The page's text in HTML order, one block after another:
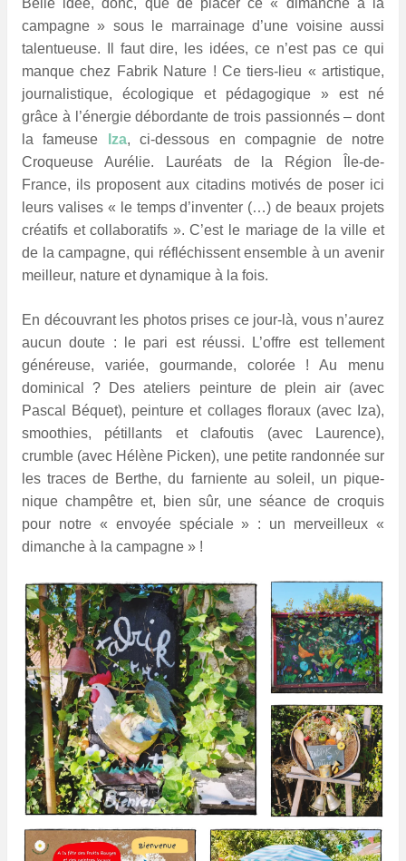
Belle idée, donc, que de placer ce « dimanche à la
campagne » sous le marrainage d’une voisine aussi
talentueuse. Il faut dire, les idées, ce n’est pas ce qui
manque chez Fabrik Nature ! Ce tiers-lieu « artistique,
journalistique, écologique et pédagogique » est né
grâce à l’énergie débordante de trois passionnés – dont
la fameuse
Iza, ci-dessous en compagnie de notre
Croqueuse Aurélie.
Lauréats de la Région Île-de-
France, ils proposent aux citadins motivés de poser ici
leurs valises « le temps d’inventer (…) de beaux projets
créatifs et collaboratifs ». C’est le mariage de la ville et
de la campagne, qui réfléchissent ensemble à un avenir
meilleur, nature et dynamique à la fois.
En découvrant les photos prises ce jour-là, vous n’aurez
aucun doute : le pari est réussi. L’offre est tellement
généreuse, variée, gourmande, colorée ! Au menu
dominical ? Des ateliers peinture de plein air (avec
Pascal Béquet), peinture et collages floraux (avec Iza),
smoothies, pétillants et clafoutis (avec Laurence),
crumble (avec Hélène Picken), une petite randonnée sur
les traces de Berthe, du farniente au soleil, un pique-
nique champêtre et, bien sûr, une séance de croquis
pour notre « envoyée spéciale » : un merveilleux «
dimanche à la campagne » !